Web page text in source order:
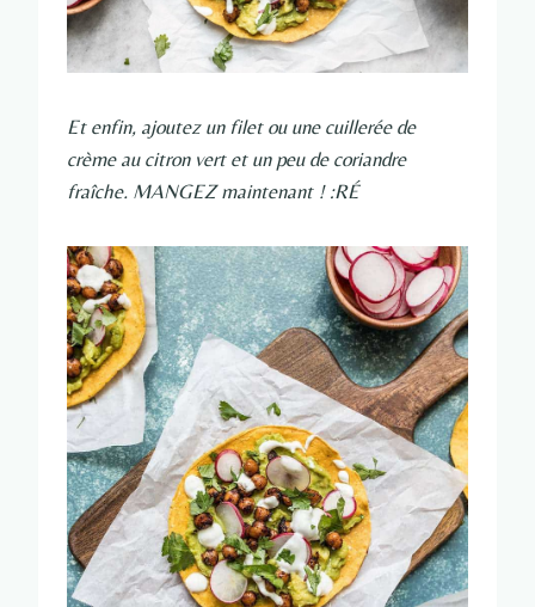
Et enfin, ajoutez un filet ou une cuillerée de
crème au citron vert et un peu de coriandre
fraîche. MANGEZ maintenant ! :RÉ